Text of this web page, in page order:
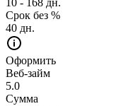
Срок без %
40 дн.
Оформить
Веб-займ
5.0
Сумма